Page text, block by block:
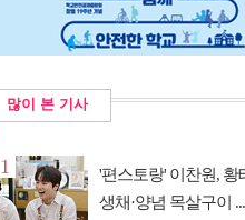
많이 본 기사
1
'편스토랑' 이찬원, 황
생채·양념 목살구이 ...